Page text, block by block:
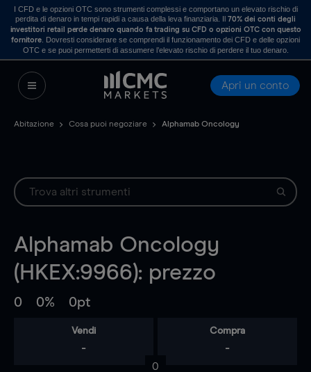
I CFD e le opzioni OTC sono strumenti complessi e comportano un elevato rischio di
perdita di denaro in tempi rapidi a causa della leva finanziaria. Il70% dei conti degli
investitori retail perde denaro quando fa trading su CFD o opzioni OTC con questo
fornitore . Dovresti considerare se comprendi il funzionamento dei CFD e delle opzioni
OTC e se puoi permetterti di assumere l’elevato rischio di perdere il tuo denaro.
Apri un conto
Abitazione Cosa puoi negoziare Alphamab Oncology
Alphamab Oncology
(HKEX:9966): prezzo
0 0% 0pt
Vendi
-
Compra
-
0